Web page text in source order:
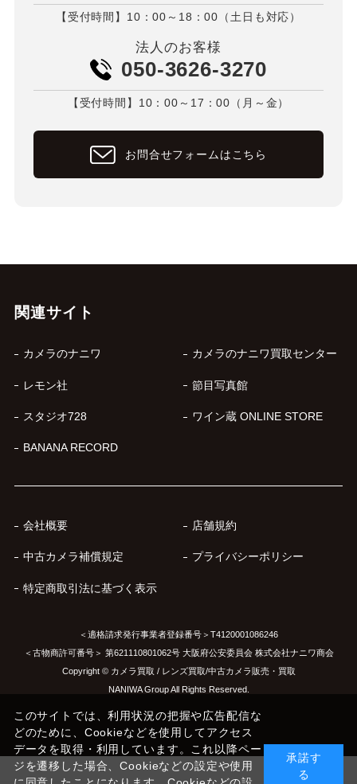
【受付時間】10：00～18：00（土日も対応）
法人のお客様
050-3626-3270
【受付時間】10：00～17：00（月～金）
お問合せフォームはこちら
関連サイト
カメラのナニワ カメラのナニワ買取センター
レモン社 節目写真館
スタジオ728 ワイン蔵 ONLINE STORE
BANANA RECORD
会社概要 店舗規約
中古カメラ補償規定 プライバシーポリシー
特定商取引法に基づく表示
＜適格請求発行事業者登録番号＞T4120001086246
＜古物商許可番号＞ 第621110801062号 大阪府公安委員会 株式会社ナニワ商会
Copyright © カメラ買取 / レンズ買取/中古カメラ販売・買取
NANIWA Group All Rights Reserved.
このサイトでは、利用状況の把握や広告配信な
どのために、Cookieなどを使用してアクセス
データを取得・利用しています。これ以降ペー
ジを遷移した場合、Cookieなどの設定や使用
承諾す
る